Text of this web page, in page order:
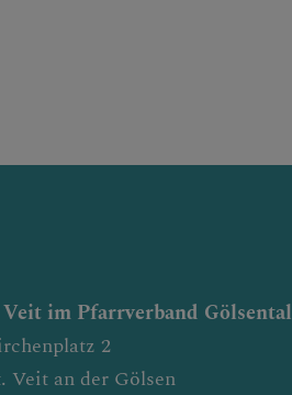
im Pfarrverband Gölsental
2
Veit an der Gölsen